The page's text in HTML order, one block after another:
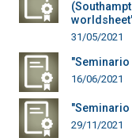
31/05/2021
16/06/2021
29/11/2021